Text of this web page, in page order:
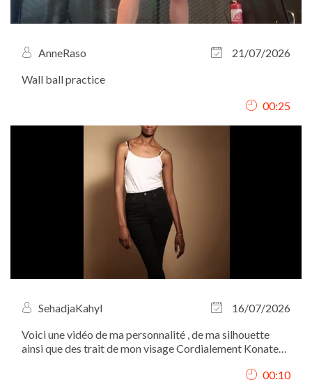
AnneRaso
21/07/2026
Wall ball practice
00:25
SehadjaKahyl
16/07/2026
Voici une vidéo de ma personnalité , de ma silhouette
ainsi que des trait de mon visage Cordialement Konate
00:10